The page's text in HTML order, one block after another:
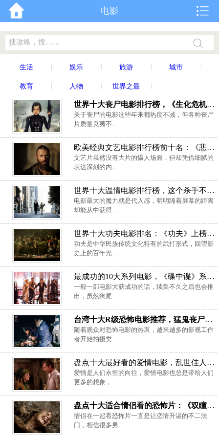
电影
生活 娱乐 旅游 城市
教育 人物 世界之最
世界十大丧尸电影排行榜，《生化危机》夺魁首
关于丧尸的电影这些年来都热度不减，但各种丧尸
片质量良莠不...
欧美经典文艺电影排行榜前十名：《悲惨世界》位列榜首
文艺片虽然没有大片的慑人场面，但却凭借细腻的
表达深刻的内...
世界十大温情电影排行榜，这个杀手不太冷排榜首
电影最大的魔力就是代入感，明明隔着屏幕的距离
却能从中获得...
世界十大功夫电影排名：《功夫》上榜，《一代宗师》居首
功夫是中华民族传统文化特有的武打形式，回望影
史上的百年光...
最成功的10大系列电影，《碟中谍》系列排第一名
一般一部电影大获成功的话，续集不久之后也会推
出，虽然狗尾...
台湾十大R级恐怖电影推荐，猛鬼丧尸生猛刺激尺度太大
随着观众对恐怖电影的热衷，越来越多的影视工作
者开始拍摄类...
盘点十大最好看的爱情电影，乱世佳人摘得冠军
爱情是人们永恒的向往，爱情电影也总是带给人们
更多的想象，...
盘点十大适合情侣看的恐怖片：《双瞳》上榜，你看过几部？
情侣在一起看恐怖片一直是让恋情升温的不二法
门，相信很多男...